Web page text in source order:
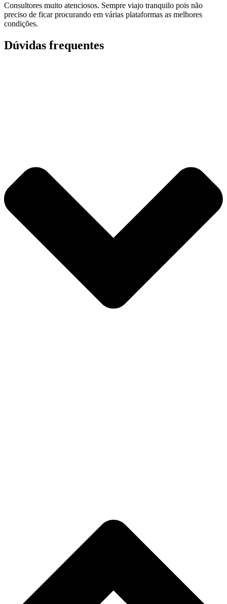
Consultores muito atenciosos. Sempre viajo tranquilo pois não
preciso de ficar procurando em várias plataformas as melhores
condições.
Dúvidas frequentes